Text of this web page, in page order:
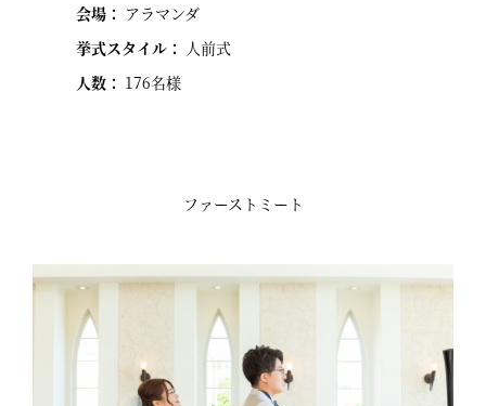
会場： アラマンダ
挙式スタイル： 人前式
人数： 176名様
ファーストミート